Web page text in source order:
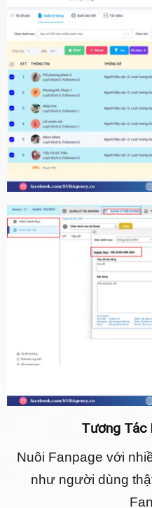
Tương Tác
Nuôi Fanpage với
như người dùng